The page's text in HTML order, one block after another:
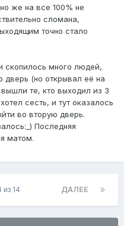
же на все 100% не
сломана,
точно стало
скопилось много людей,
дверь (но открывал её на
те, кто выходил из 3
сесть, и тут оказалось
во вторую дверь.
Последняя
матом.
ДАЛЕЕ
из 14